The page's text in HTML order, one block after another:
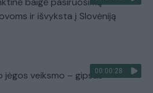
ir išvyksta į Slovėniją
00:00:28
jėgos veiksmo – gipsas